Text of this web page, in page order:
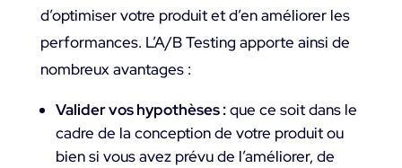
d’optimiser votre produit et d’en améliorer les
performances. L’A/B Testing apporte ainsi de
nombreux avantages :
Valider vos hypothèses :que ce soit dans le
cadre de la conception de votre produit ou
bien si vous avez prévu de l’améliorer, de